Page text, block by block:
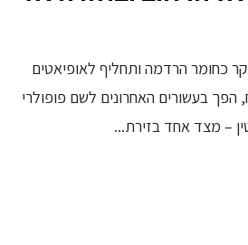
כחומר הרדמה ותחליף לאופיאטים
הפך בעשורים האחרונים לשם פופולרי
– מצד אחד בזירת...